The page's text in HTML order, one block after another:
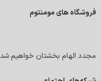
انتخاب لباس ورزشی
لباس‌های ورزشی این
باشید، و چه فردی که
فروشگاه های مومنتوم
مجدد الهام بخشتان خواهیم شد